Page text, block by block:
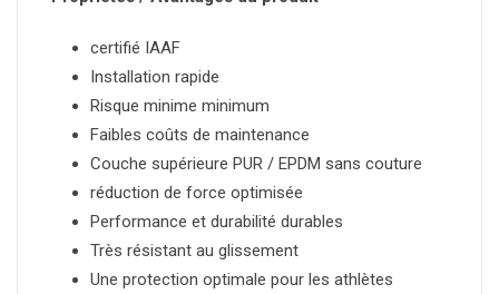
certifié IAAF
Installation rapide
Risque minime minimum
Faibles coûts de maintenance
Couche supérieure PUR / EPDM sans couture
réduction de force optimisée
Performance et durabilité durables
Très résistant au glissement
Une protection optimale pour les athlètes